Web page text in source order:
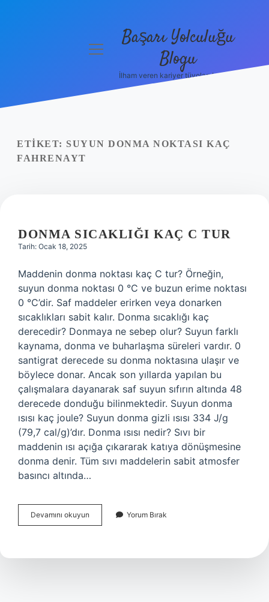
Yasal Uyarı
menüyüBaşarı Yolculuğu
Blogu
İlham veren kariyer tüyoları burada!
ETIKET: SUYUN DONMA NOKTASI KAÇ
FAHRENAYT
DONMA SICAKLIĞI KAÇ C TUR
Tarih: Ocak 18, 2025
Maddenin donma noktası kaç C tur? Örneğin,
suyun donma noktası 0 °C ve buzun erime noktası
0 °C’dir. Saf maddeler erirken veya donarken
sıcaklıkları sabit kalır. Donma sıcaklığı kaç
derecedir? Donmaya ne sebep olur? Suyun farklı
kaynama, donma ve buharlaşma süreleri vardır. 0
santigrat derecede su donma noktasına ulaşır ve
böylece donar. Ancak son yıllarda yapılan bu
çalışmalara dayanarak saf suyun sıfırın altında 48
derecede donduğu bilinmektedir. Suyun donma
ısısı kaç joule? Suyun donma gizli ısısı 334 J/g
(79,7 cal/g)’dır. Donma ısısı nedir? Sıvı bir
maddenin ısı açığa çıkararak katıya dönüşmesine
donma denir. Tüm sıvı maddelerin sabit atmosfer
basıncı altında…
Devamını okuyun
Sıcaklığı
Tur
Yorum Bırak